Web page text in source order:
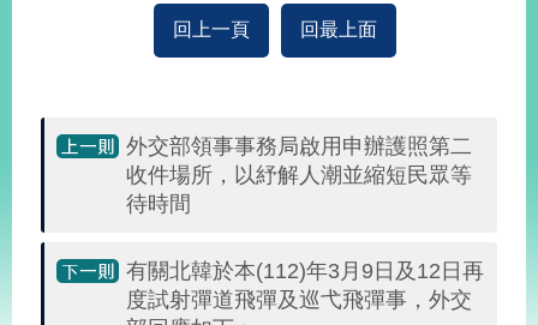
政
府
料
回上一頁 回最上面
外交部領事事務局啟用申辦護照第二
收件場所，以紓解人潮並縮短民眾等
待時間
有關北韓於本(112)年3月9日及12日再
度試射彈道飛彈及巡弋飛彈事，外交